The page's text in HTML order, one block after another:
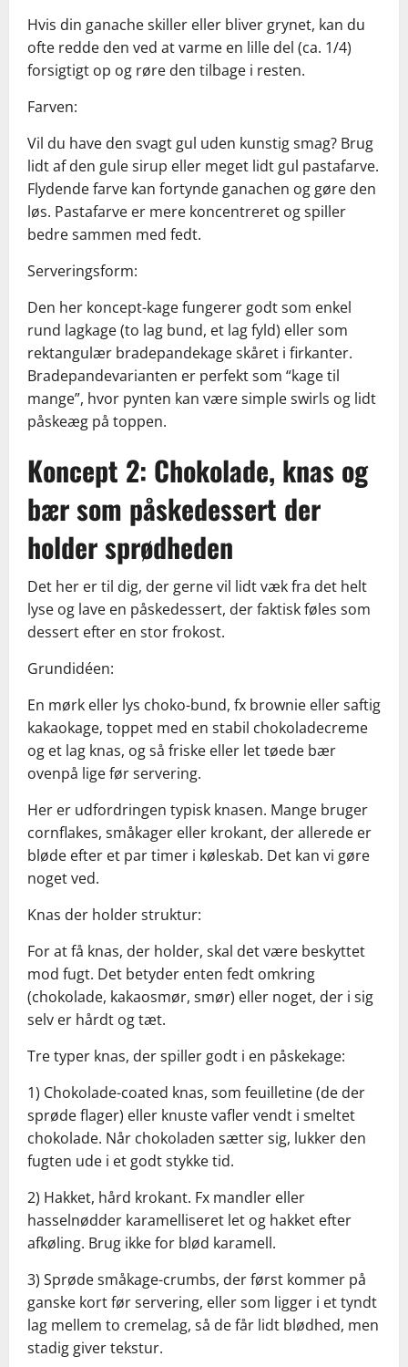
Hvis din ganache skiller eller bliver grynet, kan du
ofte redde den ved at varme en lille del (ca. 1/4)
forsigtigt op og røre den tilbage i resten.
Farven:
Vil du have den svagt gul uden kunstig smag? Brug
lidt af den gule sirup eller meget lidt gul pastafarve.
Flydende farve kan fortynde ganachen og gøre den
løs. Pastafarve er mere koncentreret og spiller
bedre sammen med fedt.
Serveringsform:
Den her koncept-kage fungerer godt som enkel
rund lagkage (to lag bund, et lag fyld) eller som
rektangulær bradepandekage skåret i firkanter.
Bradepandevarianten er perfekt som “kage til
mange”, hvor pynten kan være simple swirls og lidt
påskeæg på toppen.
Koncept 2: Chokolade, knas og
bær som påskedessert der
holder sprødheden
Det her er til dig, der gerne vil lidt væk fra det helt
lyse og lave en påskedessert, der faktisk føles som
dessert efter en stor frokost.
Grundidéen:
En mørk eller lys choko-bund, fx brownie eller saftig
kakaokage, toppet med en stabil chokoladecreme
og et lag knas, og så friske eller let tøede bær
ovenpå lige før servering.
Her er udfordringen typisk knasen. Mange bruger
cornflakes, småkager eller krokant, der allerede er
bløde efter et par timer i køleskab. Det kan vi gøre
noget ved.
Knas der holder struktur:
For at få knas, der holder, skal det være beskyttet
mod fugt. Det betyder enten fedt omkring
(chokolade, kakaosmør, smør) eller noget, der i sig
selv er hårdt og tæt.
Tre typer knas, der spiller godt i en påskekage:
1) Chokolade-coated knas, som feuilletine (de der
sprøde flager) eller knuste vafler vendt i smeltet
chokolade. Når chokoladen sætter sig, lukker den
fugten ude i et godt stykke tid.
2) Hakket, hård krokant. Fx mandler eller
hasselnødder karamelliseret let og hakket efter
afkøling. Brug ikke for blød karamell.
3) Sprøde småkage-crumbs, der først kommer på
ganske kort før servering, eller som ligger i et tyndt
lag mellem to cremelag, så de får lidt blødhed, men
stadig giver tekstur.